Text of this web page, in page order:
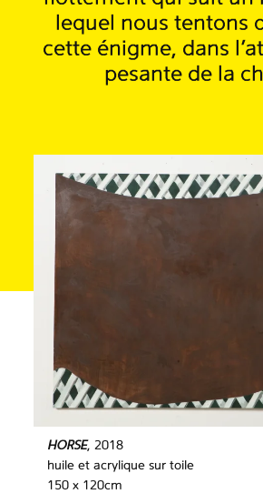
lequel nous tentons
cette énigme, dans
pesante de la
HORSE, 2018
huile et acrylique sur toile
150 x 120cm